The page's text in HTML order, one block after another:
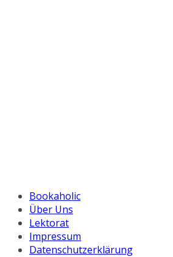
Bookaholic
Über Uns
Lektorat
Impressum
Datenschutzerklärung